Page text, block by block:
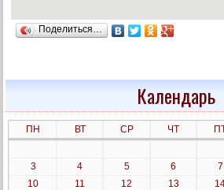
Поделиться…
Календарь
ПН ВТ СР ЧТ
3
4 5 6 7
10
11 12 13